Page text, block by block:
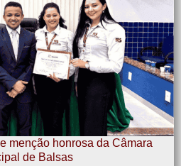
menção honrosa da Câmara
de Balsas